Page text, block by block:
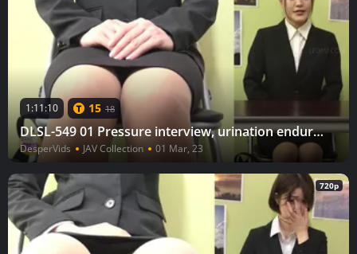
1:11:10 15 18
DLSL-549 01 Pressure interview, urination endurance and last-minute maximum urination
DesperVids JAV Collection 01 Mar, 23
720p